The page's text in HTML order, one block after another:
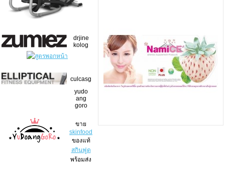
drjine
kolog
culcasg
yudo
ang
goro
ขาย
skinfood
ของแท้
สกินฟูด
พร้อมส่ง